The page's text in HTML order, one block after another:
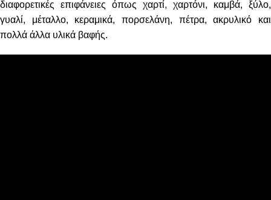
διαφορετικές επιφάνειες όπως χαρτί, χαρτόνι, καμβά, ξύλο,
γυαλί, μέταλλο, κεραμικά, πορσελάνη, πέτρα, ακρυλικό και
πολλά άλλα υλικά βαφής.